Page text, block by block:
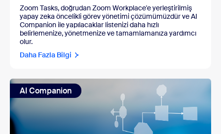
Zoom Tasks, doğrudan Zoom Workplace'e yerleştirilmiş
yapay zeka öncelikli görev yönetimi çözümümüzdür ve AI
Companion ile yapılacaklar listenizi daha hızlı
belirlemenize, yönetmenize ve tamamlamanıza yardımcı
olur.
Daha Fazla Bilgi
AI Companion